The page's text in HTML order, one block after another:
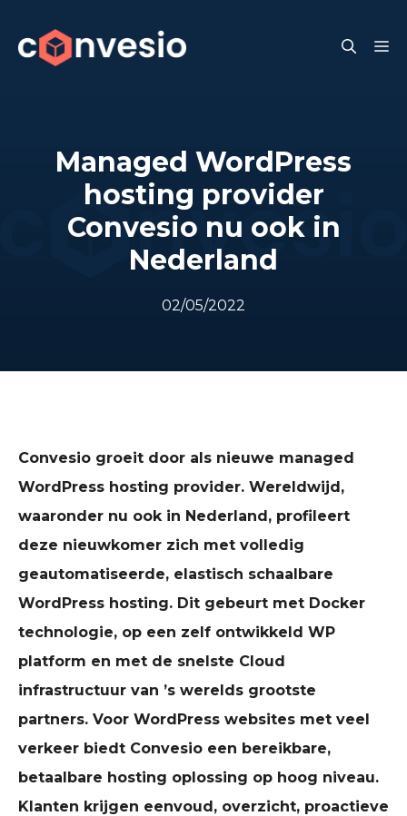
content
Managed WordPress
hosting provider
Convesio nu ook in
Nederland
02/05/2022
Convesio groeit door als nieuwe managed
WordPress hosting provider. Wereldwijd,
waaronder nu ook in Nederland, profileert
deze nieuwkomer zich met volledig
geautomatiseerde, elastisch schaalbare
WordPress hosting. Dit gebeurt met Docker
technologie, op een zelf ontwikkeld WP
platform en met de snelste Cloud
infrastructuur van ’s werelds grootste
partners. Voor WordPress websites met veel
verkeer biedt Convesio een bereikbare,
betaalbare hosting oplossing op hoog niveau.
Klanten krijgen eenvoud, overzicht, proactieve